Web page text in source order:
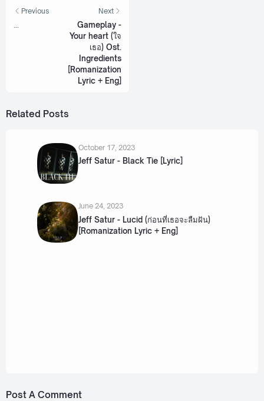
Previous Next
Gameplay -
Your heart (ใจ
เธอ) Ost.
Ingredients
[Romanization
Lyric + Eng]
Related Posts
October 17, 2023
Jeff Satur - Black Tie [Lyric]
June 24, 2023
Jeff Satur - Lucid (ก่อนที่เธอจะลืมฝัน)
[Romanization Lyric + Eng]
Post A Comment